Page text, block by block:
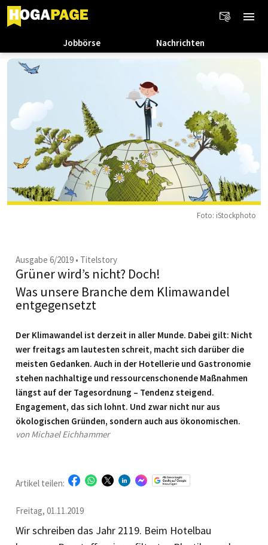
Jobbörse Nachrichten
Foto: iStockphoto
Ausgabe 6/2019 • Titelstory
Grüner wird’s nicht? Doch!
Was unsere Branche dem Klimawandel
entgegensetzt
Der Klimawandel ist derzeit in aller Munde. Dabei gilt: Nicht
wer freitags am lautesten schreit, macht sich darüber die
meisten Gedanken. Auch in der Hotellerie und Gastronomie
stehen nachhaltige und ressourcenschonende Maßnahmen
längst auf der Tagesordnung – Tendenz steigend.
Engagement, das sich lohnt. Und zwar nicht nur aus
ökologischen Gründen, sondern auch aus ökonomischen.
von Michael Eichhammer
Freitag, 01.11.2019
Artikel teilen:
Wir schreiben das Jahr 2119. Beim Hotelbau